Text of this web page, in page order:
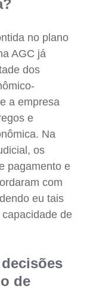
no plano
AGC já
dos
a empresa
e
Na
os
pagamento e
com
eu tais
de
de